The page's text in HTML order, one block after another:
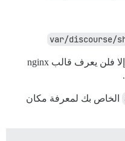
لا تحيد عنها وإلا فلن يعرف قالب nginx
الخاص بك لمعرفة مكان